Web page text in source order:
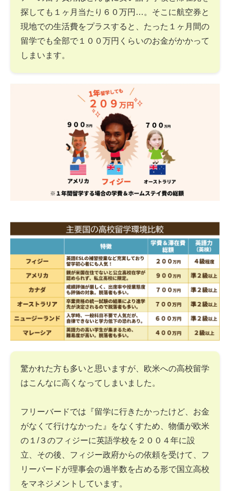
探しても１ヶ月当たり６０万円…。そこに航空券と
現地での生活費をプラスすると、たった１ヶ月間の
留学でも全部で１００万円くらいのお金がかかって
しまいます。
驚かれた方も多いと思いますが、欧米への高校留学
はこんなに高くなってしまいました。
フリーバードでは『留学に行きたかったけど、お金
がなくて行けなかった』をなくすため、物価が欧米
の１/３のフィジーに英語学校を２００４年に設
立、その後、フィジー政府からの依頼を受けて、フ
リーバードが理事会の過半数を占める形で国立高校
をマネジメントしています。